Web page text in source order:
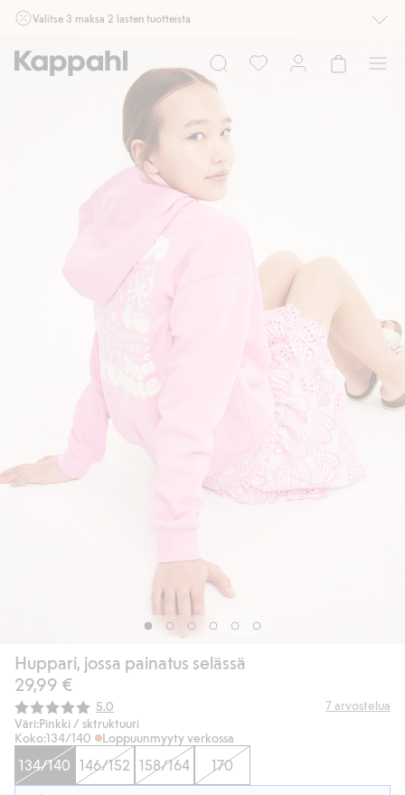
Valitse 3 maksa 2 lasten tuotteista
myymälässä ja verkossa. Ei voi yhdistää muihin alennuksiin tai tarjouksiin.
Osta nyt
Huppari, jossa painatus selässä
29,99 €
Keskimääräinen luokitus:
5.0 7arvostelua
Väri:Pinkki / sktruktuuri
Koko:134/140 Loppuunmyyty verkossa
134/140 146/152 158/164 170